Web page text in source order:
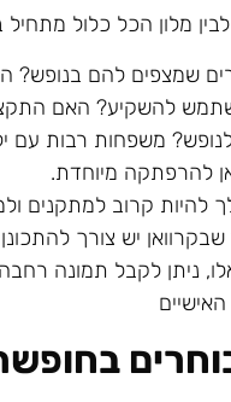
מלון הכל כלול
שמצפים להם בנופש?
להשקיע? האם
משפחות רבות עם
להרפתקה מיוחדת.
להיות קרוב למתקנים
יש צורך
ניתן לקבל תמונה